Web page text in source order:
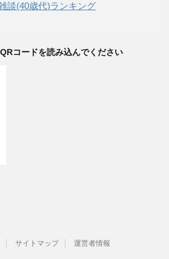
談(40歳代)ランキング
コードを読み込んでください
サイトマップ 運営者情報